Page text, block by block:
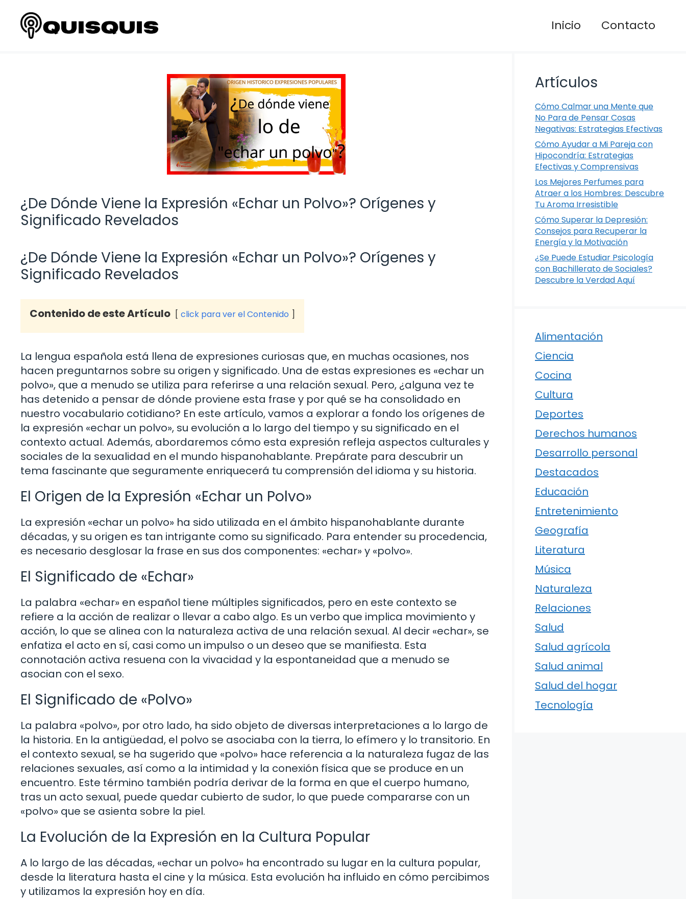
contenido
Inicio Contacto
¿De Dónde Viene la Expresión «Echar un Polvo»? Orígenes y
Significado Revelados
¿De Dónde Viene la Expresión «Echar un Polvo»? Orígenes y
Significado Revelados
Contenido de este Artículo click para ver el Contenido
La lengua española está llena de expresiones curiosas que, en muchas ocasiones, nos
hacen preguntarnos sobre su origen y significado. Una de estas expresiones es «echar un
polvo», que a menudo se utiliza para referirse a una relación sexual. Pero, ¿alguna vez te
has detenido a pensar de dónde proviene esta frase y por qué se ha consolidado en
nuestro vocabulario cotidiano? En este artículo, vamos a explorar a fondo los orígenes de
la expresión «echar un polvo», su evolución a lo largo del tiempo y su significado en el
contexto actual. Además, abordaremos cómo esta expresión refleja aspectos culturales y
sociales de la sexualidad en el mundo hispanohablante. Prepárate para descubrir un
tema fascinante que seguramente enriquecerá tu comprensión del idioma y su historia.
El Origen de la Expresión «Echar un Polvo»
La expresión «echar un polvo» ha sido utilizada en el ámbito hispanohablante durante
décadas, y su origen es tan intrigante como su significado. Para entender su procedencia,
es necesario desglosar la frase en sus dos componentes: «echar» y «polvo».
El Significado de «Echar»
La palabra «echar» en español tiene múltiples significados, pero en este contexto se
refiere a la acción de realizar o llevar a cabo algo. Es un verbo que implica movimiento y
acción, lo que se alinea con la naturaleza activa de una relación sexual. Al decir «echar», se
enfatiza el acto en sí, casi como un impulso o un deseo que se manifiesta. Esta
connotación activa resuena con la vivacidad y la espontaneidad que a menudo se
asocian con el sexo.
El Significado de «Polvo»
La palabra «polvo», por otro lado, ha sido objeto de diversas interpretaciones a lo largo de
la historia. En la antigüedad, el polvo se asociaba con la tierra, lo efímero y lo transitorio. En
el contexto sexual, se ha sugerido que «polvo» hace referencia a la naturaleza fugaz de las
relaciones sexuales, así como a la intimidad y la conexión física que se produce en un
encuentro. Este término también podría derivar de la forma en que el cuerpo humano,
tras un acto sexual, puede quedar cubierto de sudor, lo que puede compararse con un
«polvo» que se asienta sobre la piel.
La Evolución de la Expresión en la Cultura Popular
A lo largo de las décadas, «echar un polvo» ha encontrado su lugar en la cultura popular,
desde la literatura hasta el cine y la música. Esta evolución ha influido en cómo percibimos
y utilizamos la expresión hoy en día.
Artículos
Cómo Calmar una Mente que
No Para de Pensar Cosas
Negativas: Estrategias Efectivas
Cómo Ayudar a Mi Pareja con
Hipocondría: Estrategias
Efectivas y Comprensivas
Los Mejores Perfumes para
Atraer a los Hombres: Descubre
Tu Aroma Irresistible
Cómo Superar la Depresión:
Consejos para Recuperar la
Energía y la Motivación
¿Se Puede Estudiar Psicología
con Bachillerato de Sociales?
Descubre la Verdad Aquí
Alimentación
Ciencia
Cocina
Cultura
Deportes
Derechos humanos
Desarrollo personal
Destacados
Educación
Entretenimiento
Geografía
Literatura
Música
Naturaleza
Relaciones
Salud
Salud agrícola
Salud animal
Salud del hogar
Tecnología